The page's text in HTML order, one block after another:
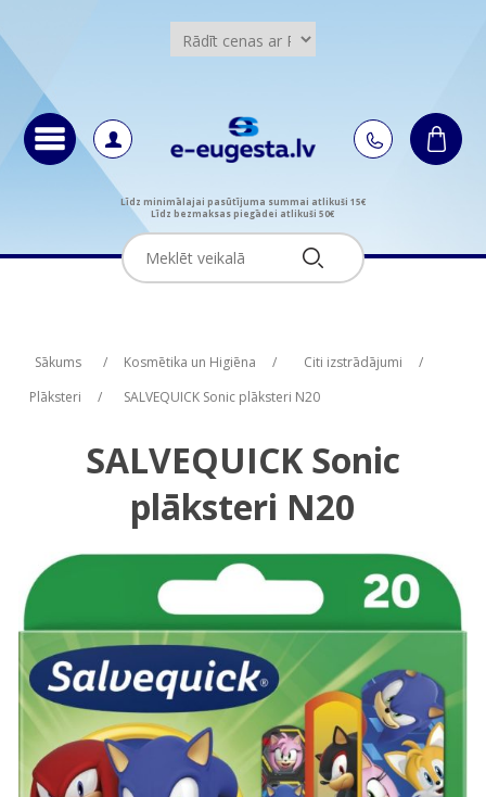
Līdz minimālajai pasūtījuma summai atlikuši 15€
Līdz bezmaksas piegādei atlikuši 50€
Sākums / Kosmētika un Higiēna / Citi izstrādājumi
/
Plāksteri
/ SALVEQUICK Sonic plāksteri N20
SALVEQUICK Sonic
plāksteri N20